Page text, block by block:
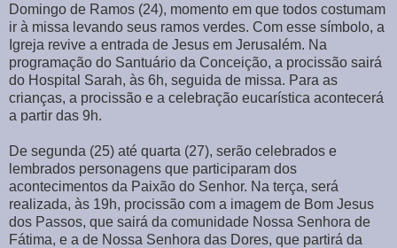
Domingo de Ramos (24), momento em que todos costumam
ir à missa levando seus ramos verdes. Com esse símbolo, a
Igreja revive a entrada de Jesus em Jerusalém. Na
programação do Santuário da Conceição, a procissão sairá
do Hospital Sarah, às 6h, seguida de missa. Para as
crianças, a procissão e a celebração eucarística acontecerá
a partir das 9h.
De segunda (25) até quarta (27), serão celebrados e
lembrados personagens que participaram dos
acontecimentos da Paixão do Senhor. Na terça, será
realizada, às 19h, procissão com a imagem de Bom Jesus
dos Passos, que sairá da comunidade Nossa Senhora de
Fátima, e a de Nossa Senhora das Dores, que partirá da